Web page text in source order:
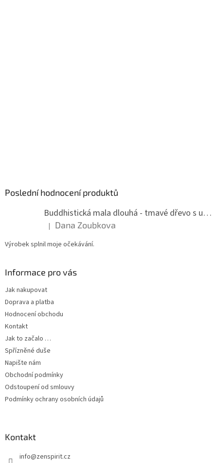
Poslední hodnocení produktů
Buddhistická mala dlouhá - tmavé dřevo s uzlíky 8 mm
Hodnocení produktu je 5 z 5 hvězdiček.
| Dana Zoubkova
Výrobek splnil moje očekávání.
Informace pro vás
Jak nakupovat
Doprava a platba
Hodnocení obchodu
Kontakt
Jak to začalo …
Spřízněné duše
Napište nám
Obchodní podmínky
Odstoupení od smlouvy
Podmínky ochrany osobních údajů
Kontakt
info@zenspirit.cz